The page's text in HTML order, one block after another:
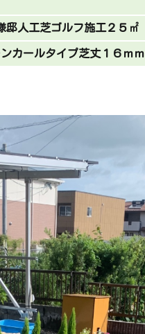
邸人工芝ゴルフ施工２５㎡
カールタイプ芝丈１６ｍｍ